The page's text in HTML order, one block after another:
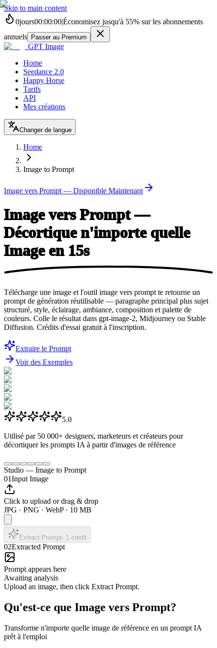
Skip to main content
0jours00:00:00|Économisez jusqu'à 55% sur les abonnements
annuels
Passer au Premium
GPT Image
Home
Seedance 2.0
Happy Horse
Tarifs
API
Mes créations
Changer de langue
Home
Image to Prompt
Image vers Prompt — Disponible Maintenant
Image vers Prompt —
Décortique n'importe quelle
Image en 15s
Télécharge une image et l'outil image vers prompt te retourne un
prompt de génération réutilisable — paragraphe principal plus sujet
structuré, style, éclairage, ambiance, composition et palette de
couleurs. Colle le résultat dans gpt-image-2, Midjourney ou Stable
Diffusion. Crédits d'essai gratuit à l'inscription.
Extraire le Prompt
Voir des Exemples
5.0
Utilisé par 50 000+ designers, marketeurs et créateurs pour
décortiquer les prompts IA à partir d'images de référence
Studio — Image to Prompt
01Input Image
Click to upload or drag & drop
JPG · PNG · WebP · 10 MB
Extract Prompt· 1 credit
02Extracted Prompt
Prompt appears here
Awaiting analysis
Upload an image, then click Extract Prompt.
Qu'est-ce que Image vers Prompt?
Transforme n'importe quelle image de référence en un prompt IA
prêt à l'emploi